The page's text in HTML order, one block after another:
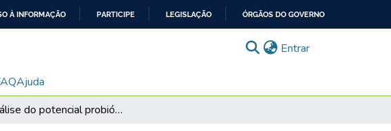
À INFORMAÇÃO PARTICIPE LEGISLAÇÃO ÓRGÃOS DO GOVERNO
Entrar(current)
Ajuda
Análise do potencial probiótico de Lacticaseibacillus rhamnosus LB1.5 através de parâmetros bioquímicos, inflamatórios, genéticos e comportamentais em camundongos machos adultos alimentados com dieta hiperlipídica